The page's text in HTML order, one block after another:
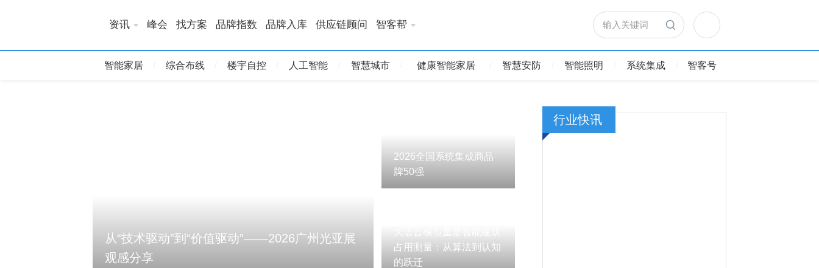
资讯 峰会 找方案 品牌指数 品牌入库 供应链顾问 智客帮 输入关键词
智能家居 综合布线 楼宇自控 人工智能 智慧城市 健康智能家居 智慧安防 智能照明 系统集成 智客号
从“技术驱动”到“价值驱动”——2026广州光亚展
观感分享
第27届中国国际建筑智能化峰会(CIBIS 2026)即
将启幕！
2026全国系统集成商品
牌50强
占用测量：从算法到认知
的跃迁
行业快讯